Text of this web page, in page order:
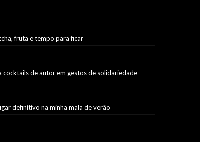
fruta e tempo para ficar
de autor em gestos de solidariedade
definitivo na minha mala de verão